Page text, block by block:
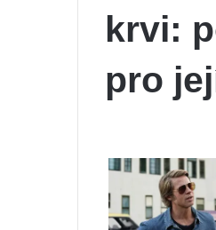
krvi:
pro